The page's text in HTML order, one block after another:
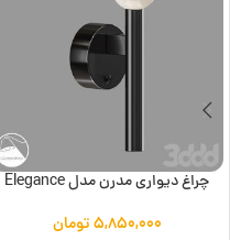
چراغ دیواری مدرن مدل Elegance
۵,۸۵۰,۰۰۰تومان